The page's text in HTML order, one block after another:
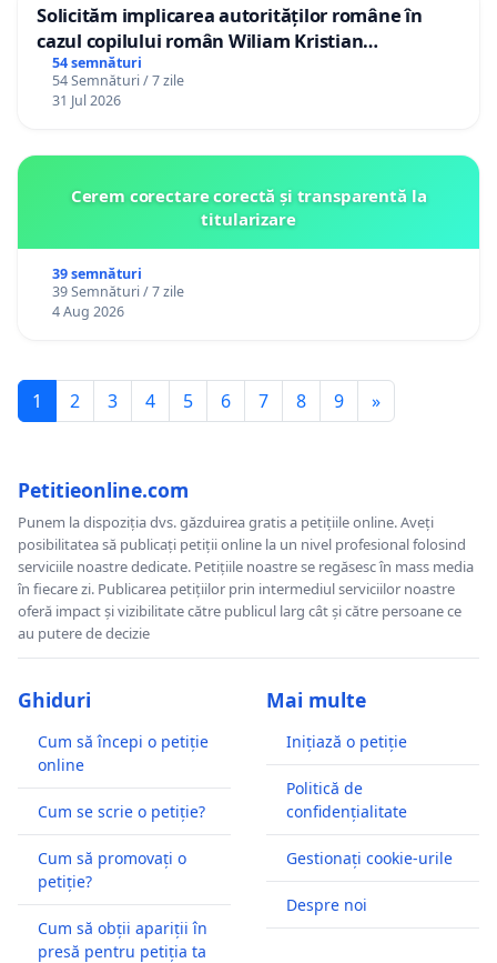
Solicităm implicarea autorităților române în
cazul copilului român Wiliam Kristian
Gheorghe, aflat în plasament în Danemarca de
12 ani
54 semnături
54 Semnături / 7 zile
31 Jul 2026
Cerem corectare corectă și transparentă la
titularizare
39 semnături
39 Semnături / 7 zile
4 Aug 2026
1 2 3 4 5 6 7 8 9 »
Petitieonline.com
Punem la dispoziția dvs. găzduirea gratis a petițiile online. Aveți
posibilitatea să publicați petiții online la un nivel profesional folosind
serviciile noastre dedicate. Petițiile noastre se regăsesc în mass media
în fiecare zi. Publicarea petițiilor prin intermediul serviciilor noastre
oferă impact și vizibilitate către publicul larg cât și către persoane ce
au putere de decizie
Ghiduri
Cum să începi o petiție
online
Cum se scrie o petiție?
Cum să promovați o
petiție?
Cum să obții apariții în
presă pentru petiția ta
Mai multe
Inițiază o petiție
Politică de
confidențialitate
Gestionați cookie-urile
Despre noi